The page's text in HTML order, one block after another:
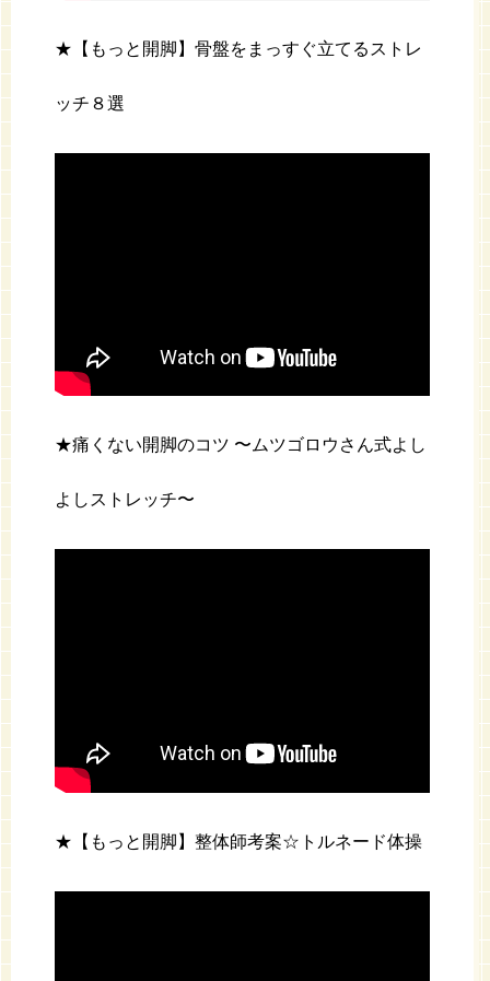
★【もっと開脚】骨盤をまっすぐ立てるストレ
ッチ８選
★痛くない開脚のコツ 〜ムツゴロウさん式よし
よしストレッチ〜
★【もっと開脚】整体師考案☆トルネード体操